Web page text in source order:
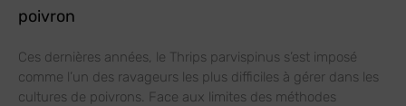
poivron
Ces dernières années, le Thrips parvispinus s’est imposé
comme l’un des ravageurs les plus difficiles à gérer dans les
cultures de poivrons. Face aux limites des méthodes